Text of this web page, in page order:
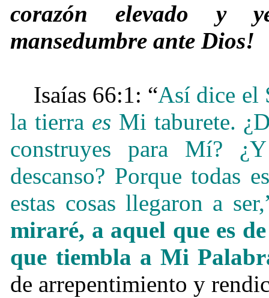
corazón elevado y
mansedumbre ante Dios!
Isaías 66:1: “Así dice el
la tierra es Mi taburete.
construyes para Mí?
descanso? Porque todas
estas cosas llegaron a
miraré, a aquel que es
que tiembla a Mi
de arrepentimiento y